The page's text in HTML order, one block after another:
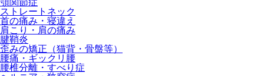
顎関節症
ストレートネック
首の痛み・寝違え
肩こり・肩の痛み
腱鞘炎
歪みの矯正（猫背・骨盤等）
腰痛・ギックリ腰
腰椎分離・すべり症